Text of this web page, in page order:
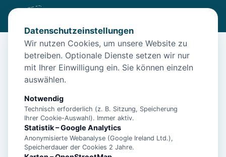
Diese Unterkunft ist aktuell nicht
buchbar
Unterkünfte in der Nähe
Ferienwohnung Dünenrose
Datenschutzeinstellungen
Wir nutzen Cookies, um unsere Website zu
betreiben. Optionale Dienste setzen wir nur
mit Ihrer Einwilligung ein. Sie können einzeln
auswählen.
Notwendig
Technisch erforderlich (z. B. Sitzung, Speicherung
Ihrer Cookie-Auswahl). Immer aktiv.
Statistik – Google Analytics
Anonymisierte Webanalyse (Google Ireland Ltd.),
Speicherdauer der Cookies 2 Jahre.